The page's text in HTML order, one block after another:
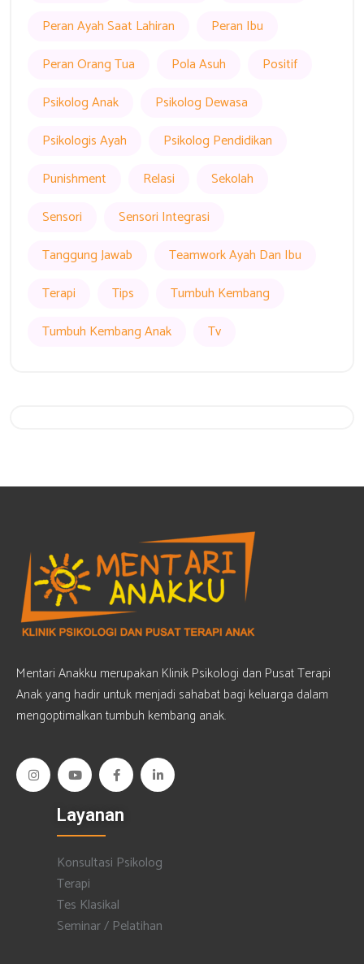
Peran Ayah Saat Lahiran
Peran Ibu
Peran Orang Tua
Pola Asuh
Positif
Psikolog Anak
Psikolog Dewasa
Psikologis Ayah
Psikolog Pendidikan
Punishment
Relasi
Sekolah
Sensori
Sensori Integrasi
Tanggung Jawab
Teamwork Ayah Dan Ibu
Terapi
Tips
Tumbuh Kembang
Tumbuh Kembang Anak
Tv
Mentari Anakku merupakan Klinik Psikologi dan Pusat Terapi
Anak yang hadir untuk menjadi sahabat bagi keluarga dalam
mengoptimalkan tumbuh kembang anak.
Layanan
Konsultasi Psikolog
Terapi
Tes Klasikal
Seminar / Pelatihan